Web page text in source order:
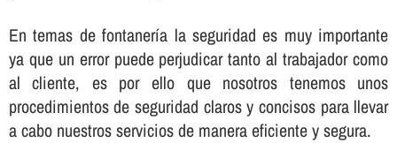
En temas de fontanerí­a la seguridad es muy importante
ya que un error puede perjudicar tanto al trabajador como
al cliente, es por ello que nosotros tenemos unos
procedimientos de seguridad claros y concisos para llevar
a cabo nuestros servicios de manera eficiente y segura.